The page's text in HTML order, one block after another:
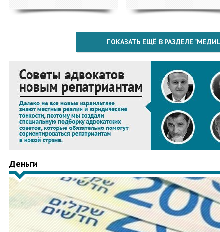
ПОКАЗАТЬ ЕЩЁ В РАЗДЕЛЕ
Деньги